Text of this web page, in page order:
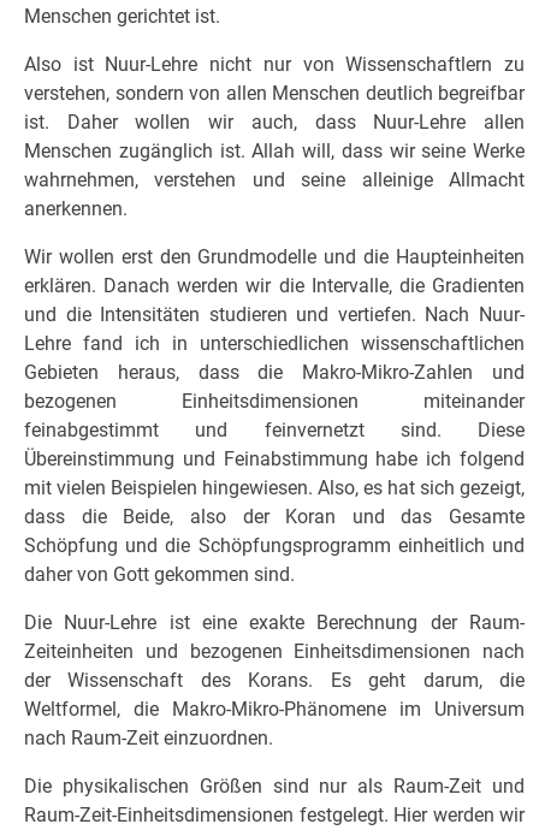
Menschen gerichtet ist.
Also ist Nuur-Lehre nicht nur von Wissenschaftlern zu
verstehen, sondern von allen Menschen deutlich begreifbar
ist. Daher wollen wir auch, dass Nuur-Lehre allen
Menschen zugänglich ist. Allah will, dass wir seine Werke
wahrnehmen, verstehen und seine alleinige Allmacht
anerkennen.
Wir wollen erst den Grundmodelle und die Haupteinheiten
erklären. Danach werden wir die Intervalle, die Gradienten
und die Intensitäten studieren und vertiefen. Nach Nuur-
Lehre fand ich in unterschiedlichen wissenschaftlichen
Gebieten heraus, dass die Makro-Mikro-Zahlen und
bezogenen Einheitsdimensionen miteinander
feinabgestimmt und feinvernetzt sind. Diese
Übereinstimmung und Feinabstimmung habe ich folgend
mit vielen Beispielen hingewiesen. Also, es hat sich gezeigt,
dass die Beide, also der Koran und das Gesamte
Schöpfung und die Schöpfungsprogramm einheitlich und
daher von Gott gekommen sind.
Die Nuur-Lehre ist eine exakte Berechnung der Raum-
Zeiteinheiten und bezogenen Einheitsdimensionen nach
der Wissenschaft des Korans. Es geht darum, die
Weltformel, die Makro-Mikro-Phänomene im Universum
nach Raum-Zeit einzuordnen.
Die physikalischen Größen sind nur als Raum-Zeit und
Raum-Zeit-Einheitsdimensionen festgelegt. Hier werden wir